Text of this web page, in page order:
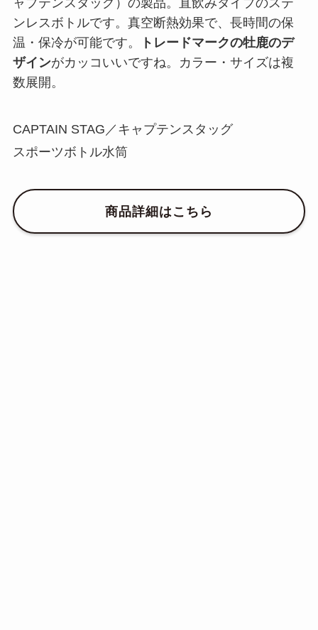
ャプテンスタッグ）の製品。直飲みタイプのステ
ンレスボトルです。真空断熱効果で、長時間の保
温・保冷が可能です。
トレードマークの牡鹿のデ
ザインがカッコいいですね。カラー・サイズは複
数展開。
CAPTAIN STAG／キャプテンスタッグ
スポーツボトル水筒
商品詳細はこちら